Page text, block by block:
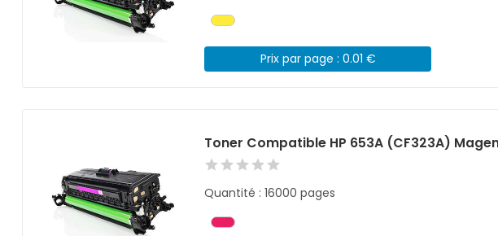
Prix par page : 0.01 €
Toner Compatible HP 653A (CF323A)
Quantité : 16000 pages